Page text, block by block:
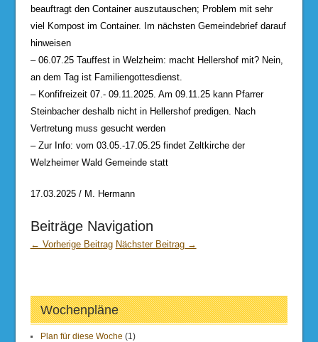
beauftragt den Container auszutauschen; Problem mit sehr
viel Kompost im Container. Im nächsten Gemeindebrief darauf
hinweisen
– 06.07.25 Tauffest in Welzheim: macht Hellershof mit? Nein,
an dem Tag ist Familiengottesdienst.
– Konfifreizeit 07.- 09.11.2025. Am 09.11.25 kann Pfarrer
Steinbacher deshalb nicht in Hellershof predigen. Nach
Vertretung muss gesucht werden
– Zur Info: vom 03.05.-17.05.25 findet Zeltkirche der
Welzheimer Wald Gemeinde statt
17.03.2025 / M. Hermann
Beiträge Navigation
← Vorherige Beitrag Nächster Beitrag →
Wochenpläne
Plan für diese Woche (1)